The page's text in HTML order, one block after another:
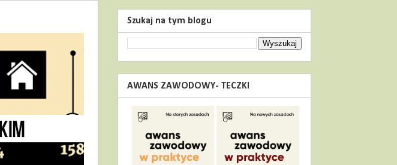
Szukaj na tym blogu
AWANS ZAWODOWY- TECZKI